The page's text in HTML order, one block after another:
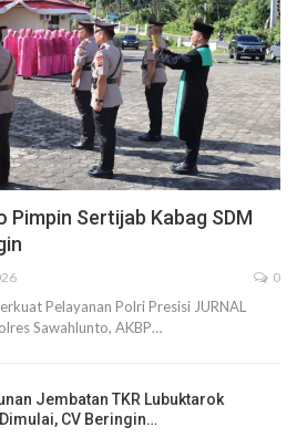
Pimpin Sertijab Kabag SDM
0
Pelayanan Polri Presisi JURNAL
Sawahlunto, AKBP…
Jembatan TKR Lubuktarok
CV Beringin…